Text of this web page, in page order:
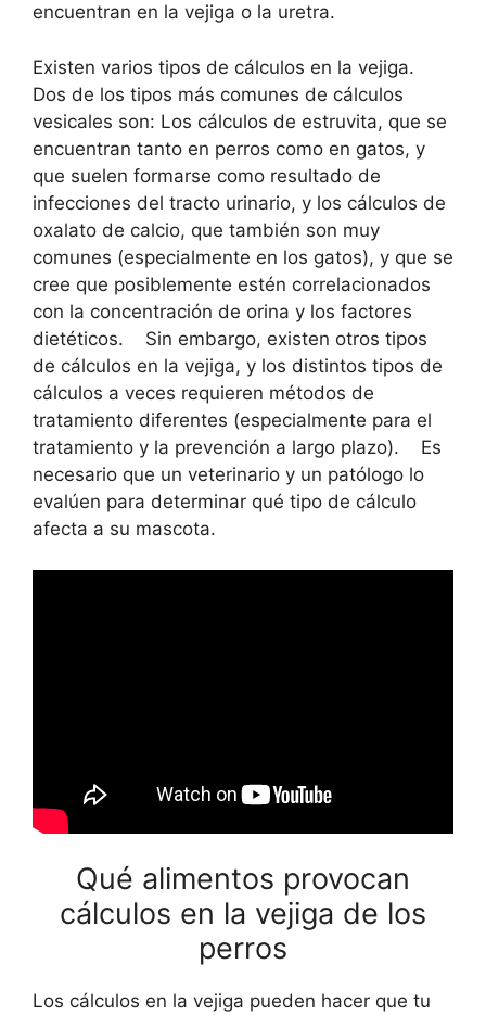
encuentran en la vejiga o la uretra.
Existen varios tipos de cálculos en la vejiga.
Dos de los tipos más comunes de cálculos
vesicales son: Los cálculos de estruvita, que se
encuentran tanto en perros como en gatos, y
que suelen formarse como resultado de
infecciones del tracto urinario, y los cálculos de
oxalato de calcio, que también son muy
comunes (especialmente en los gatos), y que se
cree que posiblemente estén correlacionados
con la concentración de orina y los factores
dietéticos. Sin embargo, existen otros tipos
de cálculos en la vejiga, y los distintos tipos de
cálculos a veces requieren métodos de
tratamiento diferentes (especialmente para el
tratamiento y la prevención a largo plazo). Es
necesario que un veterinario y un patólogo lo
evalúen para determinar qué tipo de cálculo
afecta a su mascota.
Qué alimentos provocan
cálculos en la vejiga de los
perros
Los cálculos en la vejiga pueden hacer que tu